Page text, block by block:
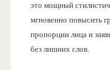
это мощный
мгновенно повысить
пропорции лица и
без лишних слов.